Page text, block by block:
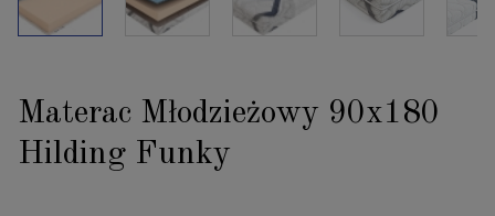
Materac Młodzieżowy 90x180
Hilding Funky